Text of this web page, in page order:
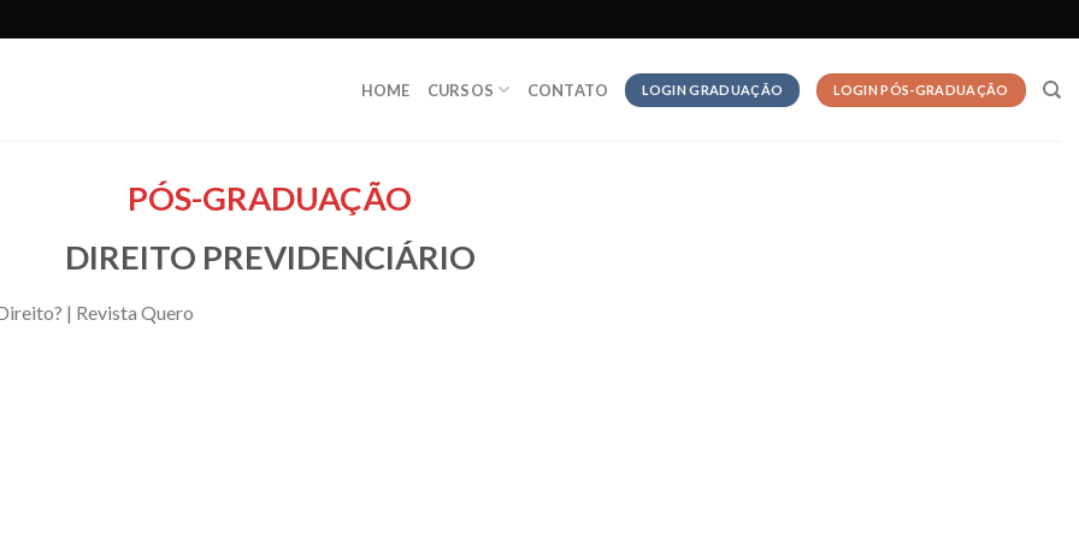
HOME CURSOS CONTATO LOGIN GRADUAÇÃO LOGIN PÓS-GRADUAÇÃO
PÓS-GRADUAÇÃO
DIREITO PREVIDENCIÁRIO